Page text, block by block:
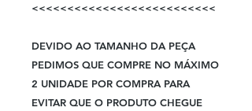
<<<<<<<<<<<<<<<<<<<<<<<<<<
DEVIDO AO TAMANHO DA PEÇA
PEDIMOS QUE COMPRE NO MÁXIMO
2 UNIDADE POR COMPRA PARA
EVITAR QUE O PRODUTO CHEGUE